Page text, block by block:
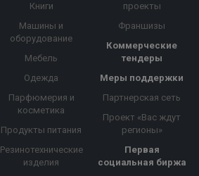
Книги
Машины и
оборудование
Мебель
Одежда
Парфюмерия и
косметика
Продукты питания
Резинотехнические
изделия
проекты
Франшизы
Коммерческие
тендеры
Меры поддержки
Партнерская сеть
Проект «Вас ждут
регионы»
Первая
социальная биржа